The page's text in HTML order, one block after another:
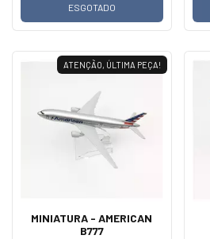
ESGOTADO
ATENÇÃO, ÚLTIMA PEÇA!
MINIATURA - AMERICAN
B777